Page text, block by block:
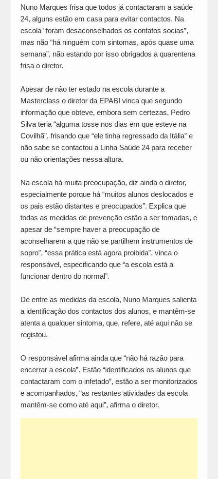
Nuno Marques frisa que todos já contactaram a saúde
24, alguns estão em casa para evitar contactos. Na
escola “foram desaconselhados os contatos socias”,
mas não “há ninguém com sintomas, após quase uma
semana”, não estando por isso obrigados a quarentena
frisa o diretor.
Apesar de não ter estado na escola durante a
Masterclass o diretor da EPABI vinca que segundo
informação que obteve, embora sem certezas, Pedro
Silva teria “alguma tosse nos dias em que esteve na
Covilhã”, frisando que “ele tinha regressado da Itália” e
não sabe se contactou a Linha Saúde 24 para receber
ou não orientações nessa altura.
Na escola há muita preocupação, diz ainda o diretor,
especialmente porque há “muitos alunos deslocados e
os pais estão distantes e preocupados”. Explica que
todas as medidas de prevenção estão a ser tomadas, e
apesar de “sempre haver a preocupação de
aconselharem a que não se partilhem instrumentos de
sopro”, “essa prática está agora proibida”, vinca o
responsável, especificando que “a escola está a
funcionar dentro do normal”.
De entre as medidas da escola, Nuno Marques salienta
a identificação dos contactos dos alunos, e mantêm-se
atenta a qualquer sintoma, que, refere, até aqui não se
registou.
O responsável afirma ainda que “não há razão para
encerrar a escola”. Estão “identificados os alunos que
contactaram com o infetado”, estão a ser monitorizados
e acompanhados, “as restantes atividades da escola
mantêm-se como até aqui”, afirma o diretor.